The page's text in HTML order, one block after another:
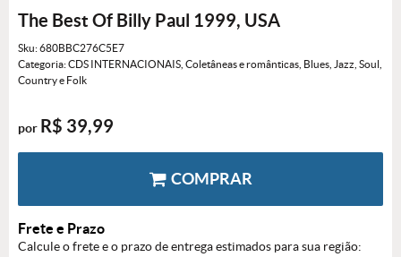
The Best Of Billy Paul 1999, USA
Sku:680BBC276C5E7
Categoria:CDS INTERNACIONAIS Coletâneas e românticas Blues, Jazz, Soul,
Country e Folk
por R$ 39,99
COMPRAR
Frete e Prazo
Calcule o frete e o prazo de entrega estimados para sua região: